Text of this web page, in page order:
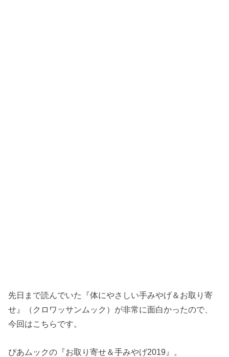
先日まで読んでいた『体にやさしい手みやげ＆お取り寄
せ』（クロワッサンムック）が非常に面白かったので、
今回はこちらです。
ぴあムックの『お取り寄せ＆手みやげ2019』。